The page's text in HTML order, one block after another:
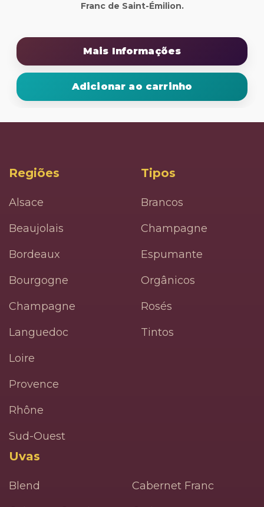
Franc de Saint-Émilion.
Mais Informações
Adicionar ao carrinho
Regiões
Alsace
Beaujolais
Bordeaux
Bourgogne
Champagne
Languedoc
Loire
Provence
Rhône
Sud-Ouest
Tipos
Brancos
Champagne
Espumante
Orgânicos
Rosés
Tintos
Uvas
Blend
Cabernet Franc